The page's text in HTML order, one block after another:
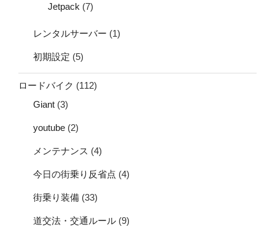
Jetpack (7)
レンタルサーバー (1)
初期設定 (5)
ロードバイク (112)
Giant (3)
youtube (2)
メンテナンス (4)
今日の街乗り反省点 (4)
街乗り装備 (33)
道交法・交通ルール (9)